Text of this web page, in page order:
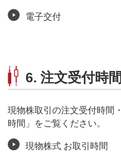
電子交付
6. 注文受付時
現物株取引の注文受付時間
時間」をご覧ください。
現物株式 お取引時間